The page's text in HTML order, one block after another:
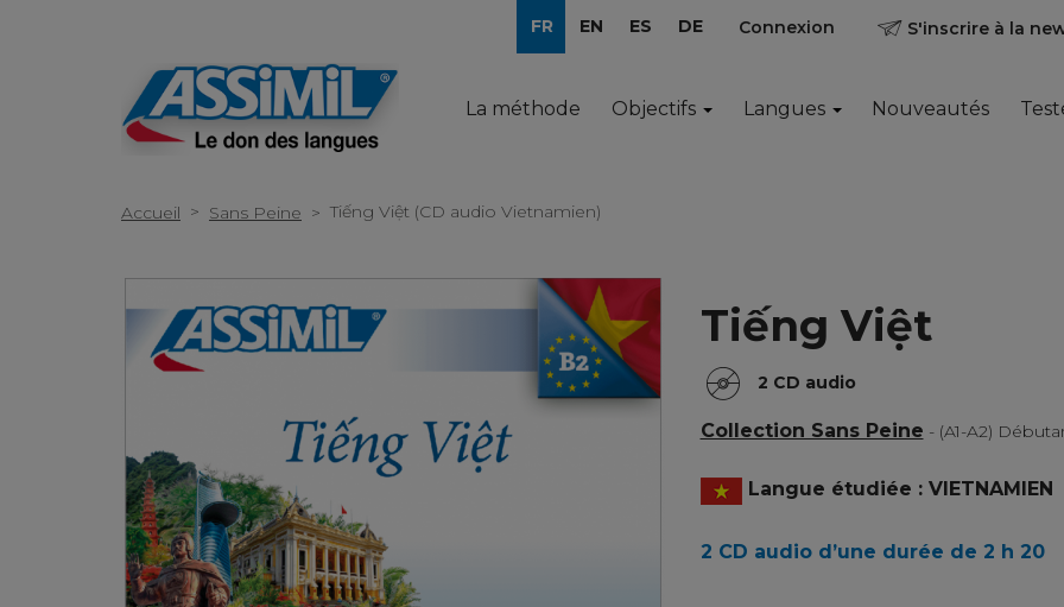
FR EN ES DE Connexion S'inscrire à la
La méthode Objectifs Langues Nouveautés
Accueil > Sans Peine > Tiếng Việt (CD audio Vietnamien)
Tiếng Việt
2 CD audio
Collection Sans Peine - (A1-A2)
Langue étudiée : VIETNAMIEN
2 CD audio d’une durée de 2 h 20